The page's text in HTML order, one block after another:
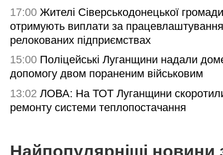
17:00 Жителі Сіверськодонецької
отримують виплати за
релокованих підприємствах
15:00 Поліцейські Луганщини надали
допомогу двом пораненим військовим
13:02 ЛОВА: На ТОТ Луганщини
ремонту системи теплопостачання